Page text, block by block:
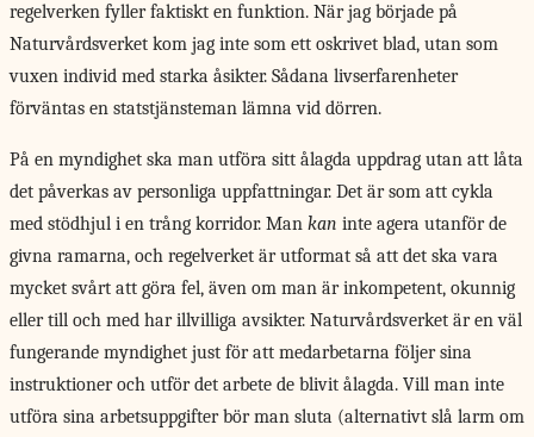
regelverken fyller faktiskt en funktion. När jag började på
Naturvårdsverket kom jag inte som ett oskrivet blad, utan som
vuxen individ med starka åsikter. Sådana livserfarenheter
förväntas en statstjänsteman lämna vid dörren.
På en myndighet ska man utföra sitt ålagda uppdrag utan att låta
det påverkas av personliga uppfattningar. Det är som att cykla
med stödhjul i en trång korridor. Man kan inte agera utanför de
givna ramarna, och regelverket är utformat så att det ska vara
mycket svårt att göra fel, även om man är inkompetent, okunnig
eller till och med har illvilliga avsikter. Naturvårdsverket är en väl
fungerande myndighet just för att medarbetarna följer sina
instruktioner och utför det arbete de blivit ålagda. Vill man inte
utföra sina arbetsuppgifter bör man sluta (alternativt slå larm om